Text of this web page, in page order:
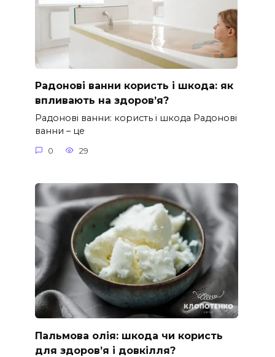
Радонові ванни користь і шкода: як
впливають на здоров’я?
Радонові ванни: користь і шкода Радонові
ванни – це
0 29
Пальмова олія: шкода чи користь
для здоров’я і довкілля?